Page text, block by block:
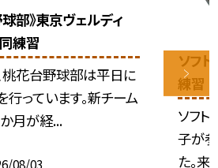
部》東京ヴェルディ
練習
桃花台野球部は平日に
っています。新チーム
月が経...
08/03
ソフ
練習
ソフ
子が
た。